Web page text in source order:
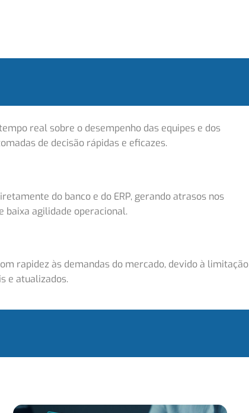
real sobre o desempenho das equipes e dos
de decisão rápidas e eficazes.
do banco e do ERP, gerando atrasos nos
baixa agilidade operacional.
rapidez às demandas do mercado, devido à limitação
e atualizados.